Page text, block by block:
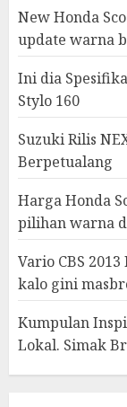
New Honda
update warna
Ini dia
Stylo 160
Suzuki Rilis
Berpetualang
Harga Honda
pilihan warna
Vario CBS
kalo gini
Kumpulan
Lokal. Simak